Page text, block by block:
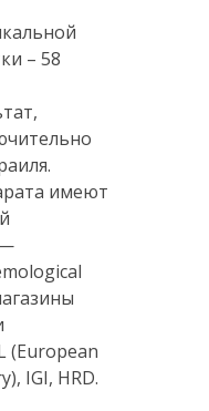
– 58
имеют
(European
IGI, HRD.